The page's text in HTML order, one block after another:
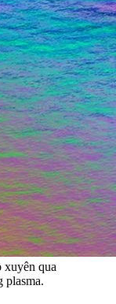
xuyên qua
plasma.